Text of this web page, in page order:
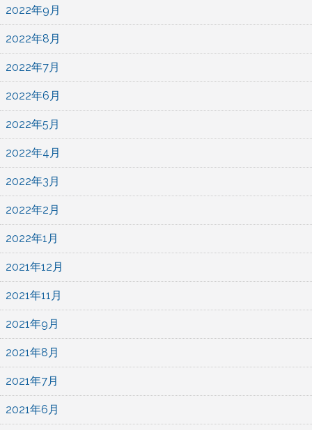
2022年9月
2022年8月
2022年7月
2022年6月
2022年5月
2022年4月
2022年3月
2022年2月
2022年1月
2021年12月
2021年11月
2021年9月
2021年8月
2021年7月
2021年6月